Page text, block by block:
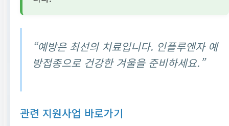
“예방은 최선의 치료입니다. 인플루엔자 예
방접종으로 건강한 겨울을 준비하세요.”
관련 지원사업 바로가기